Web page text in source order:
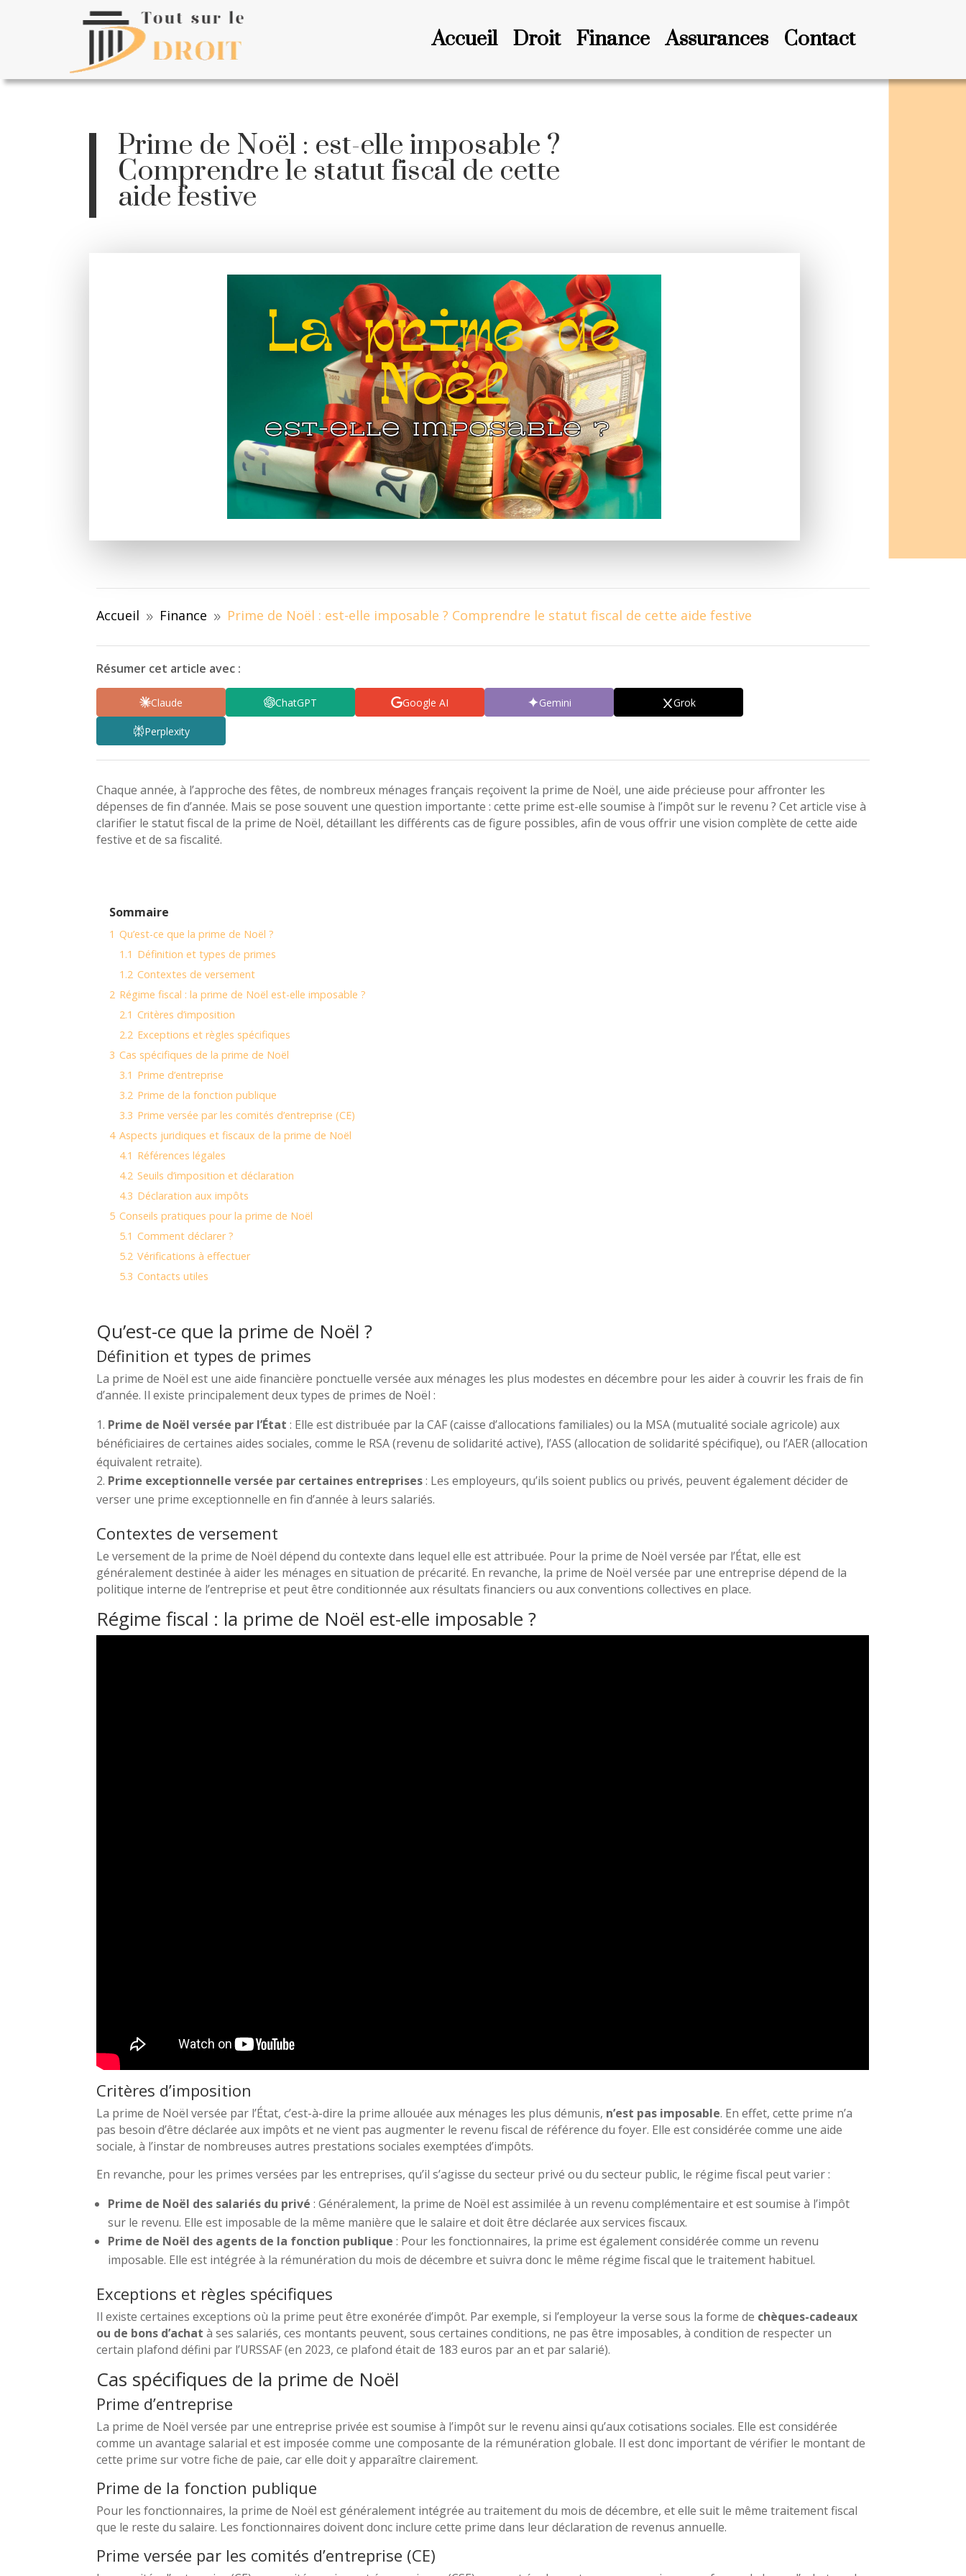
Accueil Droit Finance Assurances Contact
Prime de Noël : est-elle imposable ?
Comprendre le statut fiscal de cette
aide festive
Accueil 9 Finance 9 Prime de Noël : est-elle imposable ? Comprendre le statut fiscal de cette aide festive
Résumer cet article avec :
Claude ChatGPT Google AI Gemini Grok
Perplexity
Chaque année, à l’approche des fêtes, de nombreux ménages français reçoivent la prime de Noël, une aide précieuse pour affronter les
dépenses de fin d’année. Mais se pose souvent une question importante : cette prime est-elle soumise à l’impôt sur le revenu ? Cet article vise à
clarifier le statut fiscal de la prime de Noël, détaillant les différents cas de figure possibles, afin de vous offrir une vision complète de cette aide
festive et de sa fiscalité.
Sommaire
1 Qu’est-ce que la prime de Noël ?
1.1 Définition et types de primes
1.2 Contextes de versement
2 Régime fiscal : la prime de Noël est-elle imposable ?
2.1 Critères d’imposition
2.2 Exceptions et règles spécifiques
3 Cas spécifiques de la prime de Noël
3.1 Prime d’entreprise
3.2 Prime de la fonction publique
3.3 Prime versée par les comités d’entreprise (CE)
4 Aspects juridiques et fiscaux de la prime de Noël
4.1 Références légales
4.2 Seuils d’imposition et déclaration
4.3 Déclaration aux impôts
5 Conseils pratiques pour la prime de Noël
5.1 Comment déclarer ?
5.2 Vérifications à effectuer
5.3 Contacts utiles
Qu’est-ce que la prime de Noël ?
Définition et types de primes
La prime de Noël est une aide financière ponctuelle versée aux ménages les plus modestes en décembre pour les aider à couvrir les frais de fin
d’année. Il existe principalement deux types de primes de Noël :
Prime de Noël versée par l’État : Elle est distribuée par la CAF (caisse d’allocations familiales) ou la MSA (mutualité sociale agricole) aux
bénéficiaires de certaines aides sociales, comme le RSA (revenu de solidarité active), l’ASS (allocation de solidarité spécifique), ou l’AER (allocation
équivalent retraite).
Prime exceptionnelle versée par certaines entreprises: Les employeurs, qu’ils soient publics ou privés, peuvent également décider de
verser une prime exceptionnelle en fin d’année à leurs salariés.
Contextes de versement
Le versement de la prime de Noël dépend du contexte dans lequel elle est attribuée. Pour la prime de Noël versée par l’État, elle est
généralement destinée à aider les ménages en situation de précarité. En revanche, la prime de Noël versée par une entreprise dépend de la
politique interne de l’entreprise et peut être conditionnée aux résultats financiers ou aux conventions collectives en place.
Régime fiscal : la prime de Noël est-elle imposable ?
Critères d’imposition
La prime de Noël versée par l’État, c’est-à-dire la prime allouée aux ménages les plus démunis, n’est pas imposable. En effet, cette prime n’a
pas besoin d’être déclarée aux impôts et ne vient pas augmenter le revenu fiscal de référence du foyer. Elle est considérée comme une aide
sociale, à l’instar de nombreuses autres prestations sociales exemptées d’impôts.
En revanche, pour les primes versées par les entreprises, qu’il s’agisse du secteur privé ou du secteur public, le régime fiscal peut varier :
Prime de Noël des salariés du privé : Généralement, la prime de Noël est assimilée à un revenu complémentaire et est soumise à l’impôt
sur le revenu. Elle est imposable de la même manière que le salaire et doit être déclarée aux services fiscaux.
Prime de Noël des agents de la fonction publique : Pour les fonctionnaires, la prime est également considérée comme un revenu
imposable. Elle est intégrée à la rémunération du mois de décembre et suivra donc le même régime fiscal que le traitement habituel.
Exceptions et règles spécifiques
Il existe certaines exceptions où la prime peut être exonérée d’impôt. Par exemple, si l’employeur la verse sous la forme de chèques-cadeaux
ou de bons d’achat à ses salariés, ces montants peuvent, sous certaines conditions, ne pas être imposables, à condition de respecter un
certain plafond défini par l’URSSAF (en 2023, ce plafond était de 183 euros par an et par salarié).
Cas spécifiques de la prime de Noël
Prime d’entreprise
La prime de Noël versée par une entreprise privée est soumise à l’impôt sur le revenu ainsi qu’aux cotisations sociales. Elle est considérée
comme un avantage salarial et est imposée comme une composante de la rémunération globale. Il est donc important de vérifier le montant de
cette prime sur votre fiche de paie, car elle doit y apparaître clairement.
Prime de la fonction publique
Pour les fonctionnaires, la prime de Noël est généralement intégrée au traitement du mois de décembre, et elle suit le même traitement fiscal
que le reste du salaire. Les fonctionnaires doivent donc inclure cette prime dans leur déclaration de revenus annuelle.
Prime versée par les comités d’entreprise (CE)